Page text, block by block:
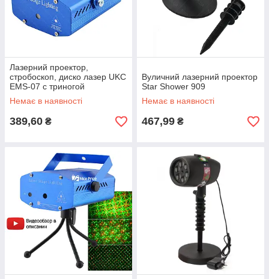
Лазерний проектор,
стробоскоп, диско лазер UKC
EMS-07 c триногой
Немає в наявності
389,60 ₴
Вуличний лазерний проектор
Star Shower 909
Немає в наявності
467,99 ₴